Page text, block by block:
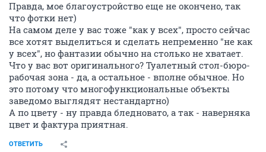
Правда, мое благоустройство еще не окончено, так
что фотки нет)
На самом деле у вас тоже "как у всех", просто сейчас
все хотят выделиться и сделать непременно "не как
у всех", но фантазии обычно на столько не хватает.
Что у вас вот оригинального? Туалетный стол-бюро-
рабочая зона - да, а остальное - вполне обычное. Но
это потому что многофункциональные объекты
заведомо выглядят нестандартно)
А по цвету - ну правда бледновато, а так - наверняка
цвет и фактура приятная.
ОТВЕТИТЬ